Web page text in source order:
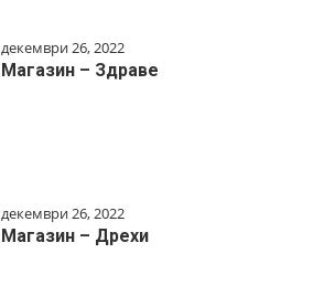
декември 26, 2022
Магазин – Здраве
декември 26, 2022
Магазин – Дрехи